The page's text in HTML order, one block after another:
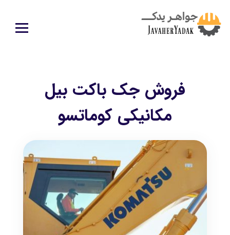
فروش جک باکت بیل
مکانیکی کوماتسو